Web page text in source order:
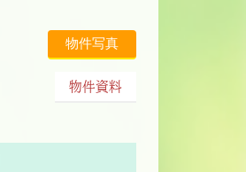
物件写真
物件資料